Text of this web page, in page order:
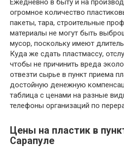
огромное количество
пакеты, тара, строительные
материалы не могут быть
мусор, поскольку имеют
Куда же сдать пластмассу,
чтобы не причинить вреда
отвезти сырье в пункт приема
достойную денежную
таблица с ценами на разные
телефоны организаций по
Цены на пластик в
Сарапуле